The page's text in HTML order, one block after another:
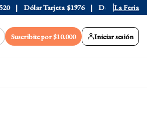
Dólar Tarjeta $1976 Dólar Blue $1530
La Feria
Suscribite por $10.000 Iniciar sesión